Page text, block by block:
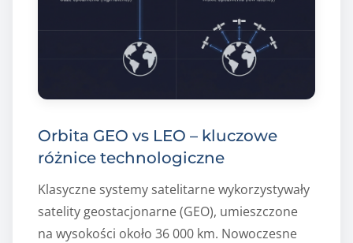
Orbita GEO vs LEO – kluczowe
różnice technologiczne
Klasyczne systemy satelitarne wykorzystywały
satelity geostacjonarne (GEO), umieszczone
na wysokości około 36 000 km. Nowoczesne